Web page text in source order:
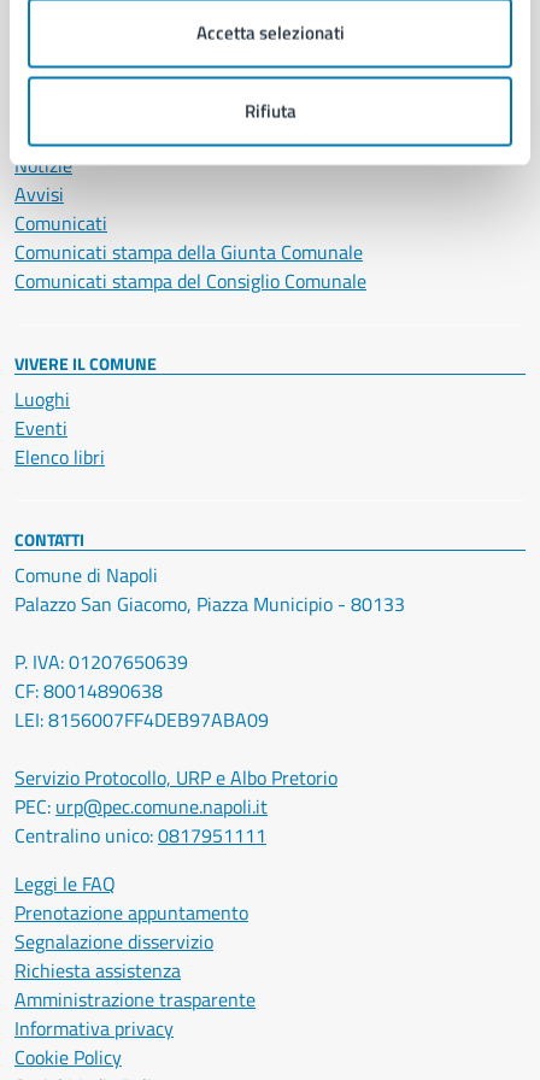
Accetta selezionati
Rifiuta
Notizie
Avvisi
Comunicati
Comunicati stampa della Giunta Comunale
Comunicati stampa del Consiglio Comunale
VIVERE IL COMUNE
Luoghi
Eventi
Elenco libri
CONTATTI
Comune di Napoli
Palazzo San Giacomo, Piazza Municipio - 80133
P. IVA: 01207650639
CF: 80014890638
LEI: 8156007FF4DEB97ABA09
Servizio Protocollo, URP e Albo Pretorio
PEC: urp@pec.comune.napoli.it
Centralino unico:0817951111
Leggi le FAQ
Prenotazione appuntamento
Segnalazione disservizio
Richiesta assistenza
Amministrazione trasparente
Informativa privacy
Cookie Policy